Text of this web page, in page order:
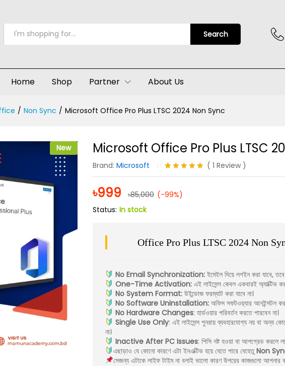
Search
Home Shop Partner About Us
/ Non Sync / Microsoft Office Pro Plus LTSC 2024 Non Sync
New Microsoft Office Pro Plus LTSC
Brand: Microsoft
Rated5.00
based on
1
customer
( 1 Review )
৳999 ৳85,000 (-99%)
Status: In stock
Office Pro Plus LTSC 2024 Non
No Email Synchronization:ইমেইল দিয়ে লগইন করা যাবে,
One-Time Activation:এই লাইসেন্স কেবল একবারই অ্যাক্টিভ
No System Format: উইন্ডোজ ফরম্যাট করা যাবে না।
No Software Uninstallation: অফিস সফটওয়্যার আনইন্সটল করা
No Hardware Changes: হার্ডওয়ার পরিবর্তন করতে পারবেন না।
Single Use Only: এই লাইসেন্স পুনরায় ব্যবহারযোগ্য নয় বা অন্য
না।
Inactive After PC Issues: পিসি নষ্ট হওয়া বা আপগ্রেড করলে
এছাড়াও যে কোনো কারণে এটা ইনএক্টিভ হয়ে যেতে পারে যেহেতুNon
সেজন্য এটাকে লাইফ টাইম না বলাই ভালো কারণ উপরের কাজগুলো আপনার